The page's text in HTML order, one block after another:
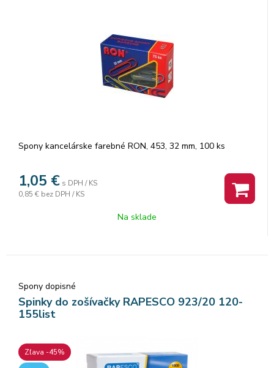
Spony kancelárske farebné RON, 453, 32 mm, 100 ks
1,05 € s DPH / KS
0,85 € bez DPH / KS
Na sklade
Spony dopisné
Spinky do zošívačky RAPESCO 923/20 120-
155list
Zľava -45%